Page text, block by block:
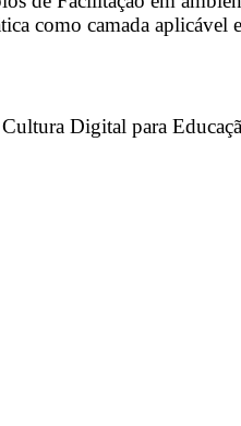
como camada aplicável
Digital para